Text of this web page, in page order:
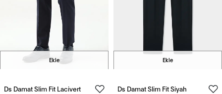
Ekle
Ds Damat Slim Fit Lacivert
Ekle
Ds Damat Slim Fit Siyah